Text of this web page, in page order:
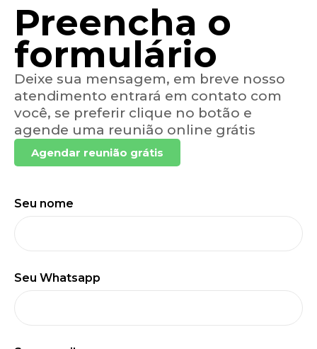
Preencha o
formulário
Deixe sua mensagem, em breve nosso
atendimento entrará em contato com
você, se preferir clique no botão e
agende uma reunião online grátis
Agendar reunião grátis
Seu nome
Seu Whatsapp